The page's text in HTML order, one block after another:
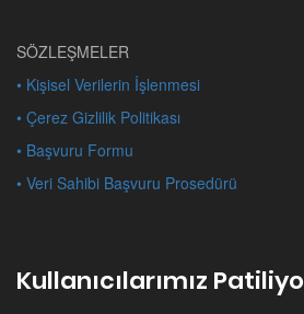
SÖZLEŞMELER
• Kişisel Verilerin İşlenmesi
• Çerez Gizlilik Politikası
• Başvuru Formu
• Veri Sahibi Başvuru Prosedürü
Kullanıcılarımız Patiliyo